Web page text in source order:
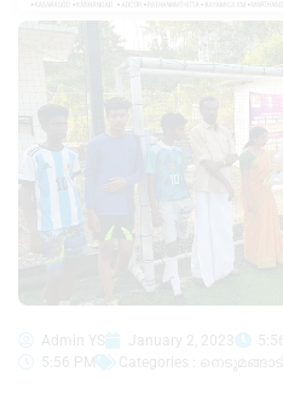
Admin YS January 2, 2023
5:56 PM
Categories : നെടുമങ്ങാട്